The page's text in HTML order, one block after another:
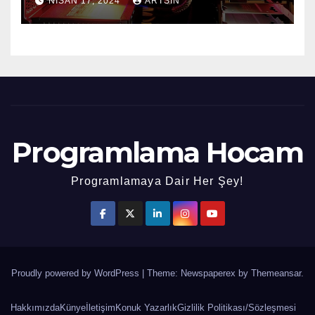
Programlama Hocam
Programlamaya Dair Her Şey!
Proudly powered by WordPress Theme: Newspaperex by Themeansar.
HakkımızdaKünyeİletişimKonuk YazarlıkGizlilik Politikası/Sözleşmesi